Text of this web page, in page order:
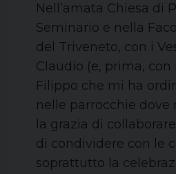
Nell’amata Chiesa di
Seminario e nella
del Triveneto, con i
Claudio (e, prima, con
Filippo che mi ha
nelle parrocchie dove
la grazia di
di condividere con le
soprattutto la